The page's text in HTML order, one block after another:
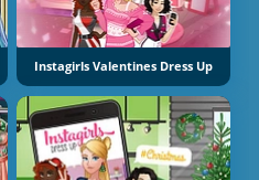
Instagirls Valentines Dress Up